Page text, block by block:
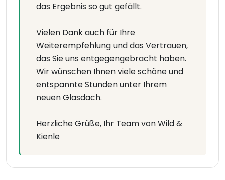
das Ergebnis so gut gefällt.
Vielen Dank auch für Ihre
Weiterempfehlung und das Vertrauen,
das Sie uns entgegengebracht haben.
Wir wünschen Ihnen viele schöne und
entspannte Stunden unter Ihrem
neuen Glasdach.
Herzliche Grüße, Ihr Team von Wild &
Kienle